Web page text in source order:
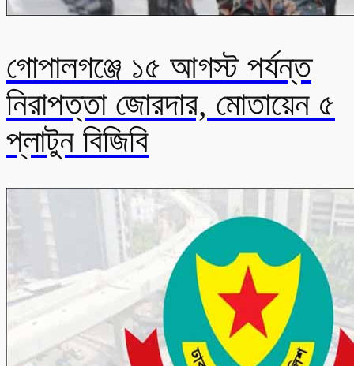
গোপালগঞ্জে ১৫ আগস্ট পর্যন্ত
নিরাপত্তা জোরদার, মোতায়েন ৫
প্লাটুন বিজিবি